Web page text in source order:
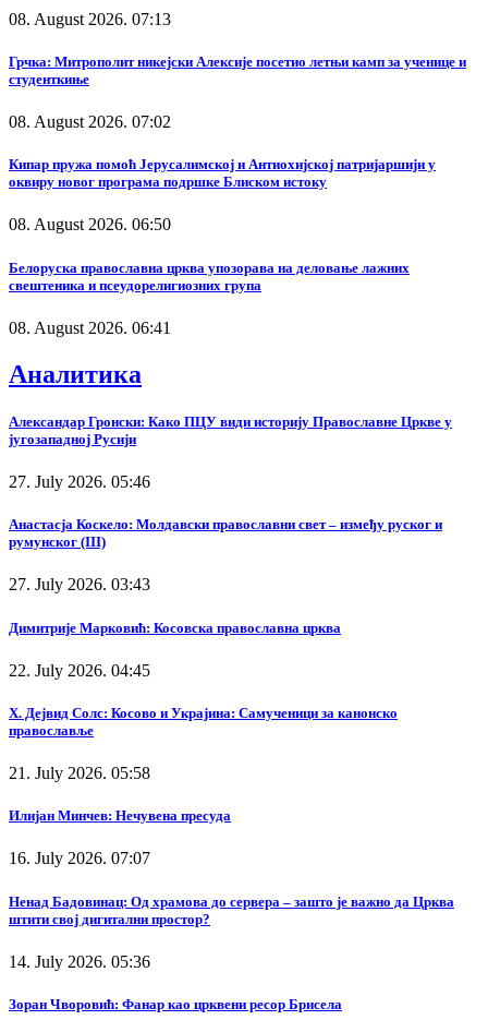
08. August 2026. 07:13
Грчка: Митрополит никејски Алексије посетио летњи камп за ученице и
студенткиње
08. August 2026. 07:02
Кипар пружа помоћ Јерусалимској и Антиохијској патријаршији у
оквиру новог програма подршке Блиском истоку
08. August 2026. 06:50
Белоруска православна црква упозорава на деловање лажних
свештеника и псеудорелигиозних група
08. August 2026. 06:41
Аналитика
Александар Гронски: Како ПЦУ види историју Православне Цркве у
југозападној Русији
27. July 2026. 05:46
Анастасја Коскело: Молдавски православни свет – између руског и
румунског (III)
27. July 2026. 03:43
Димитрије Марковић: Косовска православна црква
22. July 2026. 04:45
Х. Дејвид Солс: Косово и Украјина: Самученици за канонско
православље
21. July 2026. 05:58
Илијан Минчев: Нечувена пресуда
16. July 2026. 07:07
Ненад Бадовинац: Од храмова до сервера – зашто је важно да Црква
штити свој дигитални простор?
14. July 2026. 05:36
Зоран Чворовић: Фанар као црквени ресор Брисела